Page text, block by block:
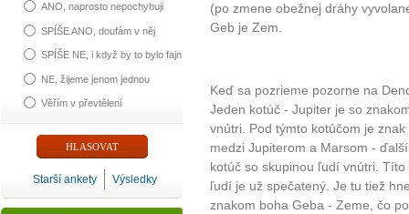
ANO, naprosto nepochybuji
SPÍŠE ANO, doufám v něj
SPÍŠE NE, i když by to bylo fajn
NE, žijeme jenom jednou
Věřím v převtělení
Starší ankety Výsledky
(po zmene obežnej dráhy
Geb je Zem.
Keď sa pozrieme pozorne na
Jeden kotúč - Jupiter je so
vnútri. Pod týmto kotúčom je
medzi Jupiterom a Marsom -
kotúč so skupinou ľudí vnútri.
ľudí je už spečatený. Je tu tiež
znakom boha Geba - Zeme, čo